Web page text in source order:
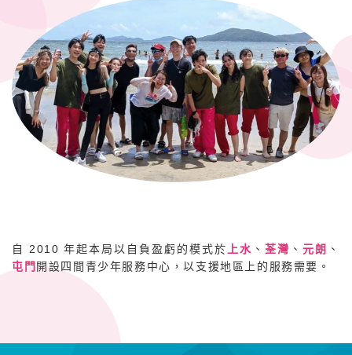
自 2010 年起本局以自負盈虧的模式於上水 、荃灣 、元朗 、
屯門 開設四間青少年服務中心，以支援地區上的服務需要。